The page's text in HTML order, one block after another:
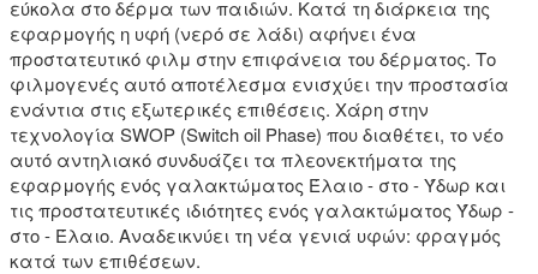
εύκολα στο δέρμα των παιδιών. Κατά τη διάρκεια της
εφαρμογής η υφή (νερό σε λάδι) αφήνει ένα
προστατευτικό φιλμ στην επιφάνεια του δέρματος. Το
φιλμογενές αυτό αποτέλεσμα ενισχύει την προστασία
ενάντια στις εξωτερικές επιθέσεις. Χάρη στην
τεχνολογία SWOP (Switch oil Phase) που διαθέτει, το νέο
αυτό αντηλιακό συνδυάζει τα πλεονεκτήματα της
εφαρμογής ενός γαλακτώματος Έλαιο - στο - Ύδωρ και
τις προστατευτικές ιδιότητες ενός γαλακτώματος Ύδωρ -
στο - Έλαιο. Αναδεικνύει τη νέα γενιά υφών: φραγμός
κατά των επιθέσεων.